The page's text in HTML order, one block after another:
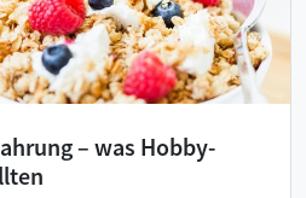
– was Hobby-